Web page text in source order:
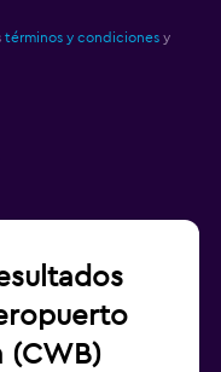
términos y condiciones y
(CWB)